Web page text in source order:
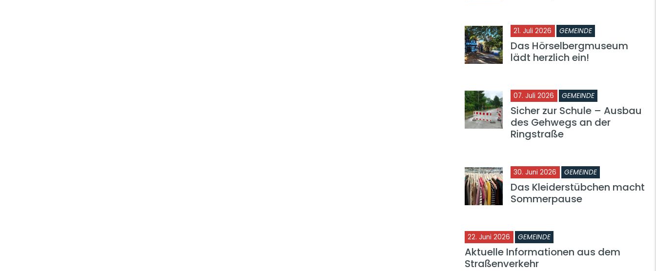
21. Juli 2026 GEMEINDE
Das Hörselbergmuseum
lädt herzlich ein!
07. Juli 2026 GEMEINDE
Sicher zur Schule – Ausbau
des Gehwegs an der
Ringstraße
30. Juni 2026 GEMEINDE
Das Kleiderstübchen macht
Sommerpause
22. Juni 2026 GEMEINDE
Aktuelle Informationen aus dem
Straßenverkehr